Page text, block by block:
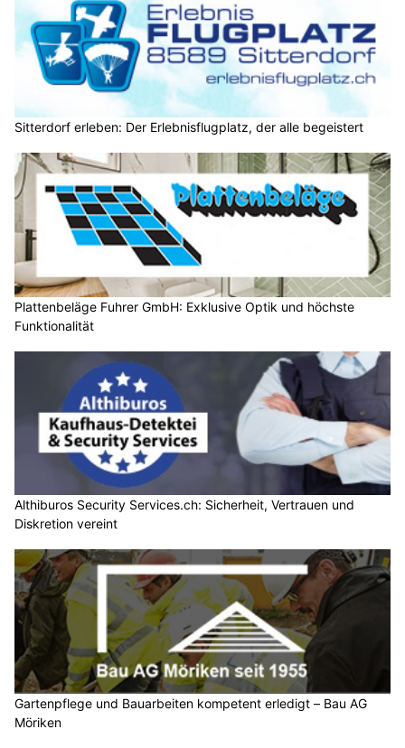
Sitterdorf erleben: Der Erlebnisflugplatz, der alle begeistert
Plattenbeläge Fuhrer GmbH: Exklusive Optik und höchste
Funktionalität
Althiburos Security Services.ch: Sicherheit, Vertrauen und
Diskretion vereint
Gartenpflege und Bauarbeiten kompetent erledigt – Bau AG
Möriken